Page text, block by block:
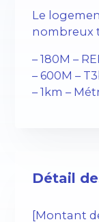
Le
nombreux
– 180M –
– 600M –
– 1km –
Détail
[Montant